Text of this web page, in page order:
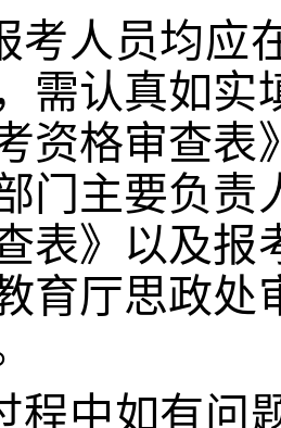
考人员均应
需认真如实
资格审查表
门主要负责
表》以及报
育厅思政处
程中如有问